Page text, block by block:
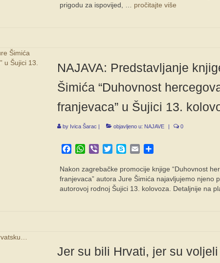
prigodu za ispovijed, … pročitajte više
NAJAVA: Predstavljanje
Šimića “Duhovnost
franjevaca” u Šujici 13.
by Ivica Šarac | objavljeno u: NAJAVE | 0
Facebook
WhatsApp
Viber TwitterSkypeEmail
Nakon zagrebačke promocije knjige “Duhovnost
franjevaca” autora Jure Šimića najavljujemo njeno
autorovoj rodnoj Šujici 13. kolovoza. Detaljnije na
Jer su bili Hrvati, jer su voljeli